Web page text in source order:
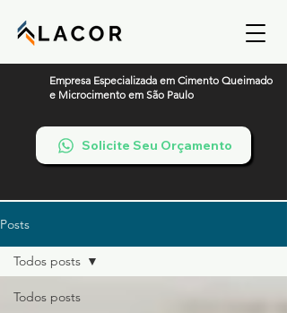
Empresa Especializada em Cimento Queimado
e Microcimento em São Paulo
Solicite Seu Orçamento
Posts
Todos posts
Todos posts